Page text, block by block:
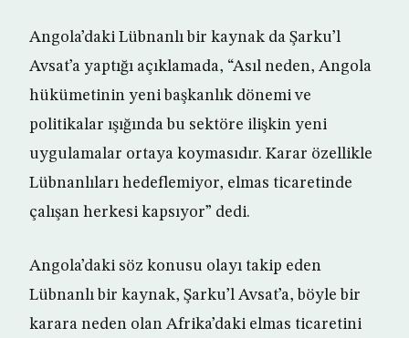
Angola’daki Lübnanlı bir kaynak da Şarku’l
Avsat’a yaptığı açıklamada, “Asıl neden, Angola
hükümetinin yeni başkanlık dönemi ve
politikalar ışığında bu sektöre ilişkin yeni
uygulamalar ortaya koymasıdır. Karar özellikle
Lübnanlıları hedeflemiyor, elmas ticaretinde
çalışan herkesi kapsıyor” dedi.
Angola’daki söz konusu olayı takip eden
Lübnanlı bir kaynak, Şarku’l Avsat’a, böyle bir
karara neden olan Afrika’daki elmas ticaretini